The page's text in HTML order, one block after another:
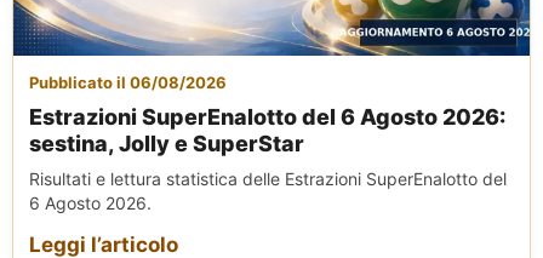
Pubblicato il 06/08/2026
Estrazioni SuperEnalotto del 6 Agosto 2026:
sestina, Jolly e SuperStar
Risultati e lettura statistica delle Estrazioni SuperEnalotto del
6 Agosto 2026.
Leggi l’articolo